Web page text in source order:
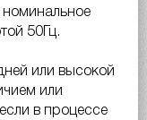
номинальное
50Гц.
или высокой
или
в процессе